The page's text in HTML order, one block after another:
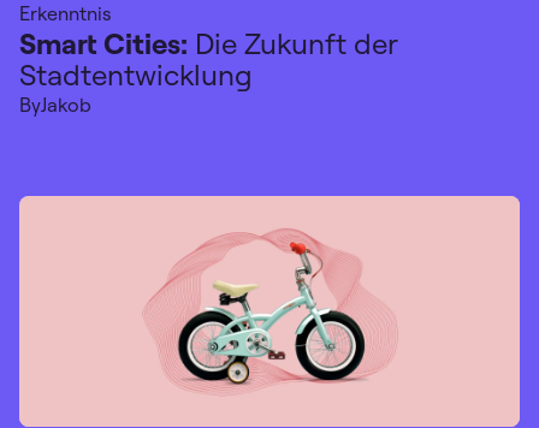
Erkenntnis
Smart Cities: Die Zukunft der
Stadtentwicklung
ByJakob